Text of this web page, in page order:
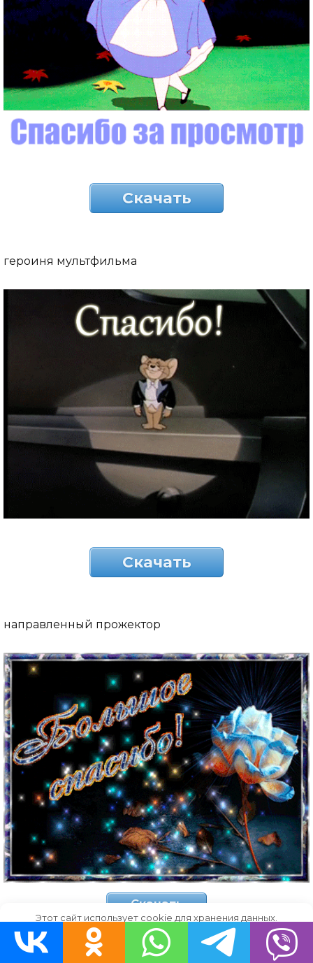
Скачать
героиня мультфильма
Скачать
направленный прожектор
Скачать
красивая роза
Этот сайт использует cookie для хранения данных.
Продолжая использовать сайт, Вы даете свое согласие на
работу с этими файлами.
OK